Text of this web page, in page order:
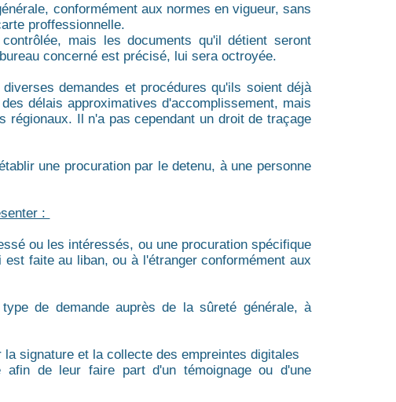
conformément aux normes en vigueur, sans
proffessionnelle.
mais les documents qu'il détient seront
concerné est précisé, lui sera octroyée.
demandes et procédures qu'ils soient déjà
délais approximatives d'accomplissement, mais
Il n'a pas cependant un droit de traçage
une procuration par le detenu, à une personne
:
ou les intéressés, ou une procuration spécifique
faite au liban, ou à l'étranger conformément aux
de demande auprès de la sûreté générale, à
signature et la collecte des empreintes digitales
de leur faire part d'un témoignage ou d'une